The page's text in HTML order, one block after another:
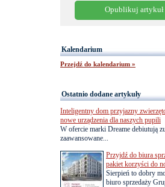
Opublikuj
Kalendarium
Przejdź do kalendarium »
Ostatnio dodane artykuły
Inteligentny dom przyjazny
nowe urządzenia dla naszych pupili
W ofercie marki Dreame debiutują
zaawansowane...
Przyjdź do biura
pakiet korzyści do
Sierpień to dobry
biuro sprzedaży